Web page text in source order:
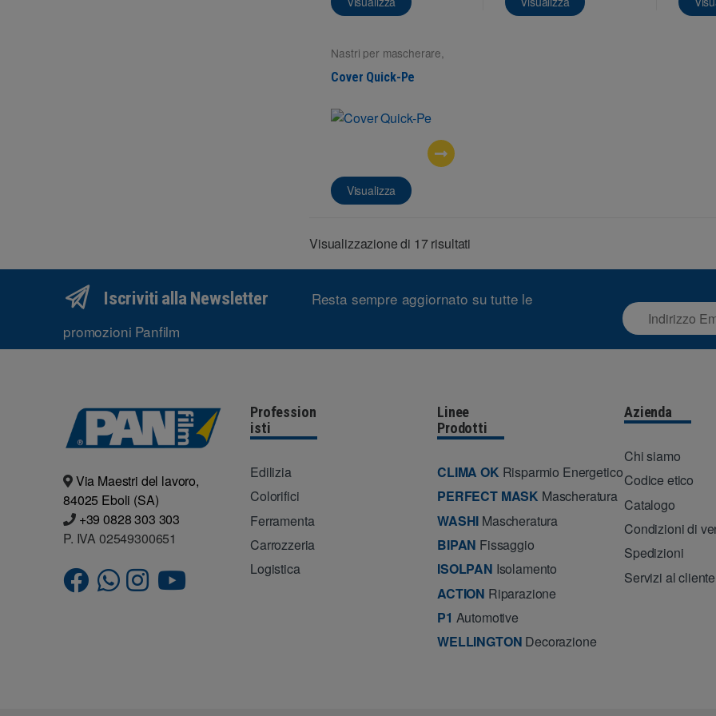
Nastri per mascherare,
Superfici interne
Cover Quick-Pe
Visualizza
Visualizzazione di 17 risultati
Iscriviti alla Newsletter
Resta sempre aggiornato su tutte le
promozioni Panfilm
E
m
Via Maestri del lavoro,
84025 Eboli (SA)
+39 0828 303 303
P. IVA 02549300651
Profession
isti
Edilizia
Colorifici
Ferramenta
Carrozzeria
Logistica
Linee
Prodotti
CLIMA OK Risparmio Energetico
PERFECT MASK Mascheratura
WASHI Mascheratura
BIPAN Fissaggio
ISOLPAN Isolamento
ACTION Riparazione
P1 Automotive
WELLINGTON Decorazione
Azienda
Chi siamo
Codice etico
Catalogo
Condizioni di
Spedizioni
Servizi al cliente